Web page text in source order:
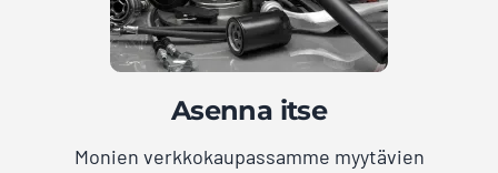
Asenna itse
Monien verkkokaupassamme myytävien